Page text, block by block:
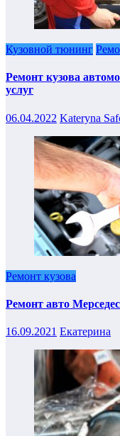
Кузовной тюнинг
Ремонт кузова
услуг
06.04.2022 Kateryna
Ремонт кузова
Ремонт авто
16.09.2021 Екатерина